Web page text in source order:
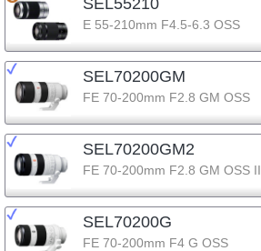
E 55-210mm F4.5-6.3 OSS
SEL70200GM
FE 70-200mm F2.8 GM OSS
SEL70200GM2
FE 70-200mm F2.8 GM OSS II
SEL70200G
FE 70-200mm F4 G OSS